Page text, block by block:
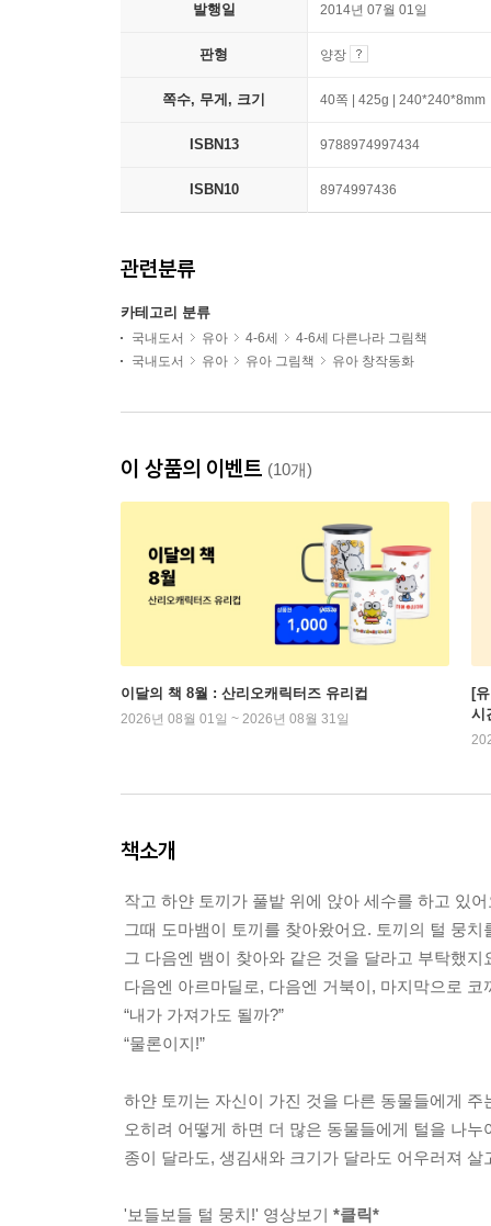
발행일 2014년 07월 01일
판형 양장
쪽수, 무게, 크기 40쪽 | 425g | 240*240*8mm
ISBN13 9788974997434
ISBN10 8974997436
관련분류
카테고리 분류
국내도서 유아 4-6세
4-6세 다른나라 그림책
국내도서
유아 유아 그림책 유아 창작동화
이 상품의 이벤트 (10개)
이달의 책 8월 : 산리오캐릭터즈 유리컵
2026년 08월 01일 ~ 2026년 08월 31일
[
시
책소개
작고 하얀 토끼가 풀밭 위에 앉아 세수를 하고 있어
그때 도마뱀이 토끼를 찾아왔어요. 토끼의 털 뭉치
그 다음엔 뱀이 찾아와 같은 것을 달라고 부탁했지
다음엔 아르마딜로, 다음엔 거북이, 마지막으로
“내가 가져가도 될까?”
“물론이지!”
하얀 토끼는 자신이 가진 것을 다른 동물들에게 주
오히려 어떻게 하면 더 많은 동물들에게 털을 나
종이 달라도, 생김새와 크기가 달라도 어우러져
'보들보들 털 뭉치!' 영상보기 *클릭*